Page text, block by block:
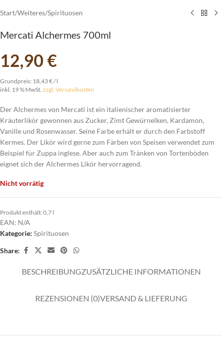
Start/Weiteres/Spirituosen
Mercati Alchermes 700ml
12,90€
Grundpreis: 18,43€/l
inkl. 19 % MwSt. zzgl. Versandkosten
Der Alchermes von Mercati ist ein italienischer aromatisierter
Kräuterlikör gewonnen aus Zucker, Zimt Gewürnelken, Kardamon,
Vanille und Rosenwasser. Seine Farbe erhält er durch den Farbstoff
Kermes. Der Likör wird gerne zum Färben von Speisen verwendet zum
Beispiel für Zuppa inglese. Aber auch zum Tränken von Tortenböden
eignet sich der Alchermes Likör hervorragend.
Nicht vorrätig
Produkt enthält: 0,7 l
EAN: N/A
Kategorie: Spirituosen
Share:
BESCHREIBUNGZUSÄTZLICHE INFORMATIONEN
REZENSIONEN (0)VERSAND & LIEFERUNG